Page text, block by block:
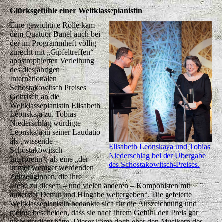
Glücksgefühle einer Weltklassepianistin
Elisabeth Leonskaya und Tobias
Niederschlag bei der Übergabe
des Schostakowitsch-Preises.
Eine gewichtige Rolle kam
dem Quatuor Danel auch bei
der im Programmheft völlig
zurecht mit „Gipfeltreffen“
apostrophierten Verleihung
des diesjährigen
Internationalen
Schostakowitsch Preises
Gohrisch an die
Weltklassepianistin Elisabeth
Leonskaja zu. Tobias
Niederschlag würdigte
Leonskaja in seiner Laudatio
als „wissende
Schostakowitsch-
Interpretin“, als eine „der
immer weniger werdenden
Zeitzeuginnen, die ihre
Liebe zu diesem – und vielen anderen – Komponisten mit
äußerster Demut und Hingabe weitergeben“. Die gefeierte
Weltklassepianistin bedankte sich für die Auszeichnung und
meinte bescheiden, dass sie nach ihrem Gefühl den Preis gar